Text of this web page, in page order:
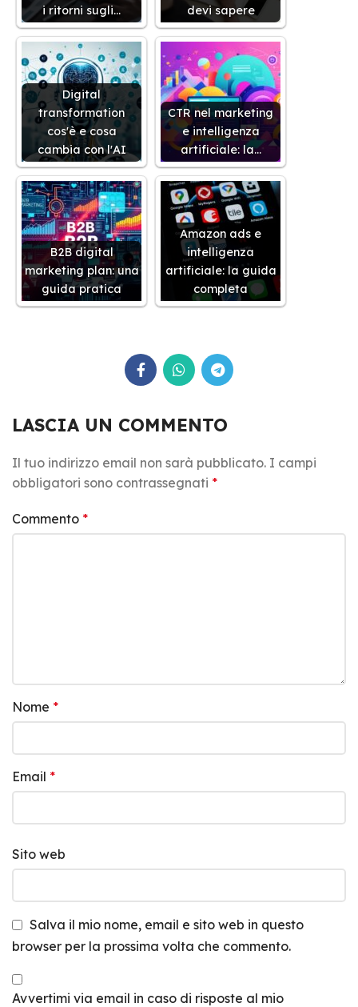
i ritorni sugli…
devi sapere
Digital
transformation
cos'è e cosa
cambia con l'AI
CTR nel marketing
e intelligenza
artificiale: la…
B2B digital
marketing plan: una
guida pratica
Amazon ads e
intelligenza
artificiale: la guida
completa
LASCIA UN COMMENTO
Il tuo indirizzo email non sarà pubblicato. I campi
obbligatori sono contrassegnati *
Commento *
Nome *
Email *
Sito web
Salva il mio nome, email e sito web in questo
browser per la prossima volta che commento.
Avvertimi via email in caso di risposte al mio